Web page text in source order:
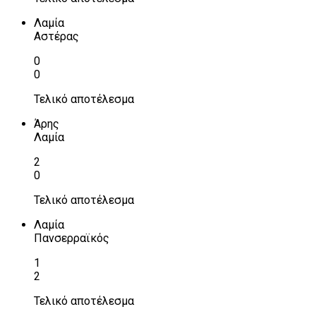
Λαμία
Αστέρας
0
0
Τελικό αποτέλεσμα
Άρης
Λαμία
2
0
Τελικό αποτέλεσμα
Λαμία
Πανσερραϊκός
1
2
Τελικό αποτέλεσμα